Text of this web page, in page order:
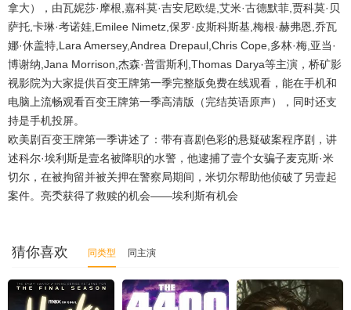
拿大），由瓦妮莎·摩根,嘉科莫·吉安尼欧缇,艾米·古德默菲,贾科莫·贝
萨托,卡琳·考诺娃,Emilee Nimetz,保罗·皮斯科斯基,梅根·赫弗恩,乔瓦
娜·休盖特,Lara Amersey,Andrea Drepaul,Chris Cope,多林·梅,亚当·
博谢纳,Jana Morrison,杰森·普雷斯利,Thomas Darya等主演，桥矿影
视影院为大家提供百变王牌第一季完整版免费在线观看，能在手机和
电脑上流畅观看百变王牌第一季高清版（完结英语原声），同时还支
持是手机投屏。
欧美剧百变王牌第一季讲述了：带有喜剧色彩的悬疑破案程序剧，讲
述科尔·埃利斯是壹名被降职的水警，他逮捕了壹个女骗子麦克斯·米
切尔，在被拘留并被关押在警察局期间，米切尔帮助他侦破了另壹起
案件。亮秂获得了救赎的机会——埃利斯有机会
猜你喜欢 同类型 同主演